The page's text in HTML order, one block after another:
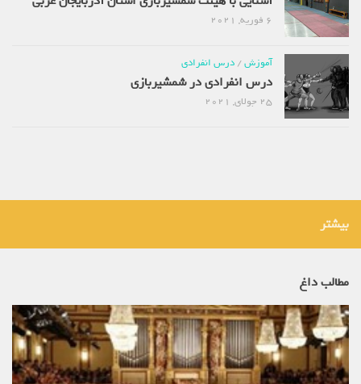
آموزش/درس انفرادی
درس انفرادی در شمشیربازی
بیشتر
مطالب داغ